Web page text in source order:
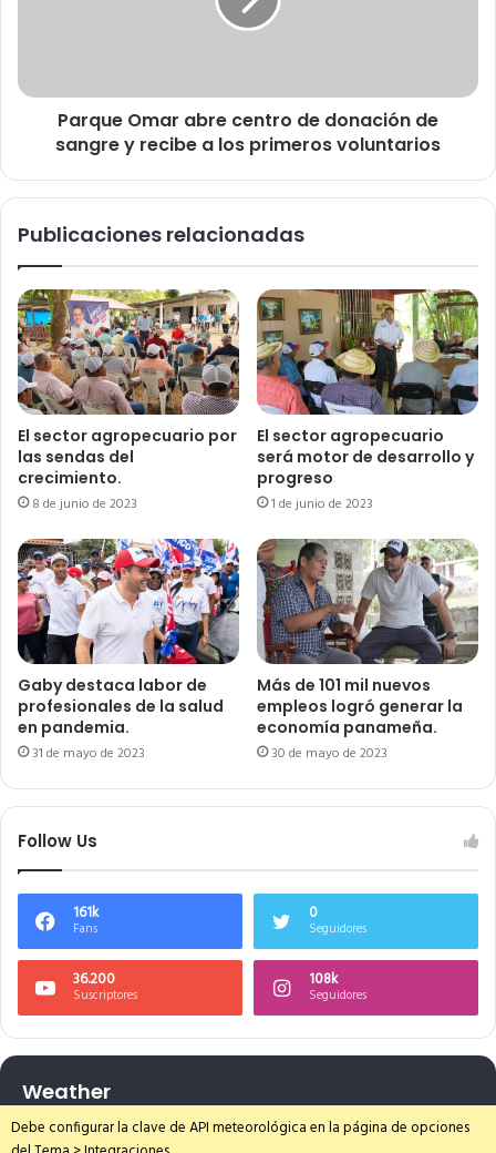
Parque Omar abre centro de donación de
sangre y recibe a los primeros voluntarios
Publicaciones relacionadas
El sector agropecuario por
las sendas del
crecimiento.
8 de junio de 2023
El sector agropecuario
será motor de desarrollo y
progreso
1 de junio de 2023
Gaby destaca labor de
profesionales de la salud
en pandemia.
31 de mayo de 2023
Más de 101 mil nuevos
empleos logró generar la
economía panameña.
30 de mayo de 2023
Follow Us
161k
Fans
0
Seguidores
36.200
Suscriptores
108k
Seguidores
Weather
Debe configurar la clave de API meteorológica en la página de opciones